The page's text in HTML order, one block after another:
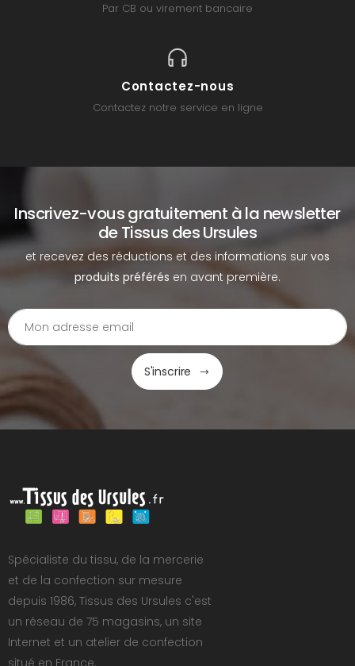
Par CB ou virement bancaire
Contactez-nous
Contactez notre service en ligne
Inscrivez-vous gratuitement à la newsletter
de Tissus des Ursules
et recevez des réductions et des informations sur vos
produits préférés en avant première.
S'inscrire
Spécialiste du tissu, de la mercerie
et de la confection sur mesure
depuis 1986, Tissus des Ursules c'est
un réseau de 75 magasins, un site
Internet et un atelier de confection
situé en France.